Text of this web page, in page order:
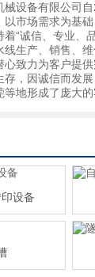
械设备有限公司
市场需求为基
“诚信、专业、
线生产、销售、
心致力为客户提
，因诚信而发展
地形成了庞大的
设备